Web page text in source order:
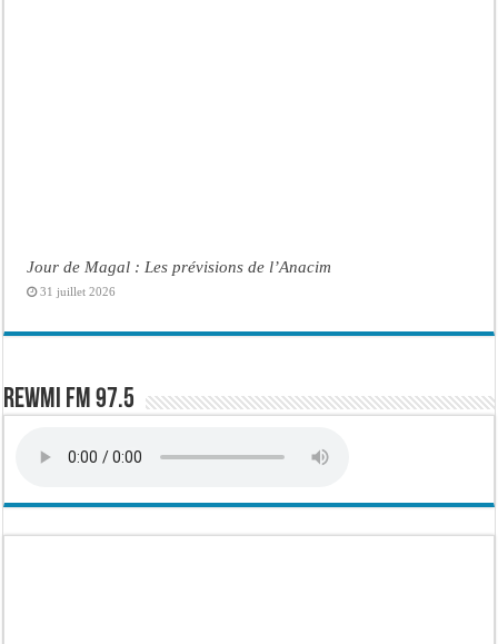
Jour de Magal : Les prévisions de l’Anacim
31 juillet 2026
Rewmi FM 97.5